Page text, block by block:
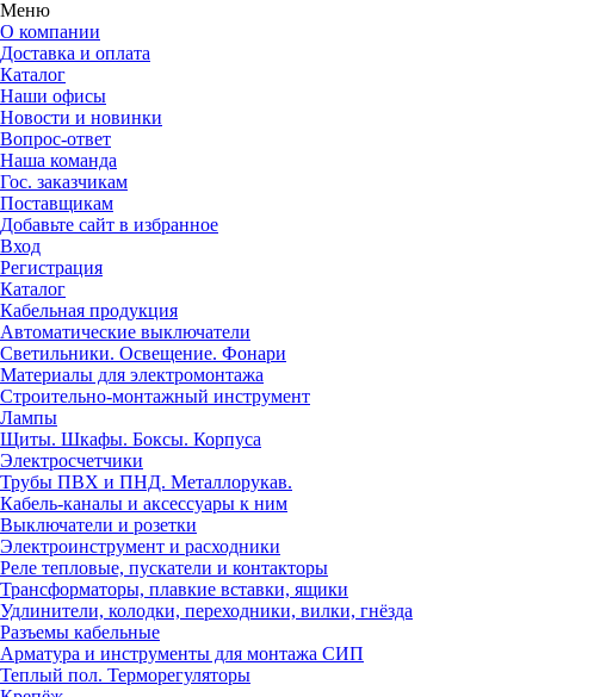
Меню
О компании
Доставка и оплата
Каталог
Наши офисы
Новости и новинки
Вопрос-ответ
Наша команда
Гос. заказчикам
Поставщикам
Добавьте сайт в избранное
Вход
Регистрация
Каталог
Кабельная продукция
Автоматические выключатели
Светильники. Освещение. Фонари
Материалы для электромонтажа
Строительно-монтажный инструмент
Лампы
Щиты. Шкафы. Боксы. Корпуса
Электросчетчики
Трубы ПВХ и ПНД. Металлорукав.
Кабель-каналы и аксессуары к ним
Выключатели и розетки
Электроинструмент и расходники
Реле тепловые, пускатели и контакторы
Трансформаторы, плавкие вставки, ящики
Удлинители, колодки, переходники, вилки, гнёзда
Разъемы кабельные
Арматура и инструменты для монтажа СИП
Теплый пол. Терморегуляторы